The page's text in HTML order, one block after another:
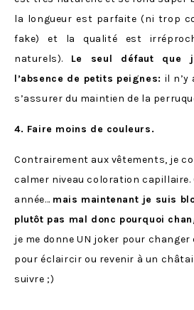
la longueur est parfaite (ni trop
fake) et la qualité est
naturels). Le seul défaut que
l’absence de petits peignes: il n’y
s’assurer du maintien de la
4. Faire moins de couleurs.
Contrairement aux vêtements, je
calmer niveau coloration capillaire.
année… mais maintenant je suis
plutôt pas mal donc pourquoi
je me donne UN joker pour changer
pour éclaircir ou revenir à un
suivre ;)